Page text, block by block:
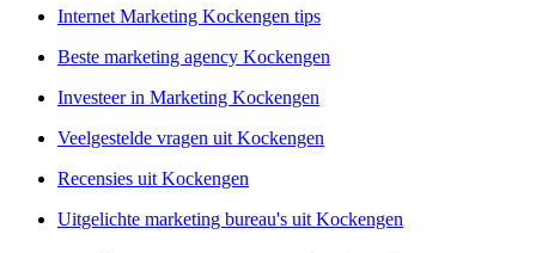
Internet Marketing Kockengen tips
Beste marketing agency Kockengen
Investeer in Marketing Kockengen
Veelgestelde vragen uit Kockengen
Recensies uit Kockengen
Uitgelichte marketing bureau's uit Kockengen